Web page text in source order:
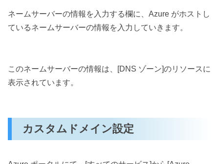
ネームサーバーの情報を入力する欄に、Azure がホストし
ているネームサーバーの情報を入力していきます。
このネームサーバーの情報は、[DNS ゾーン]のリソースに
表示されています。
カスタムドメイン設定